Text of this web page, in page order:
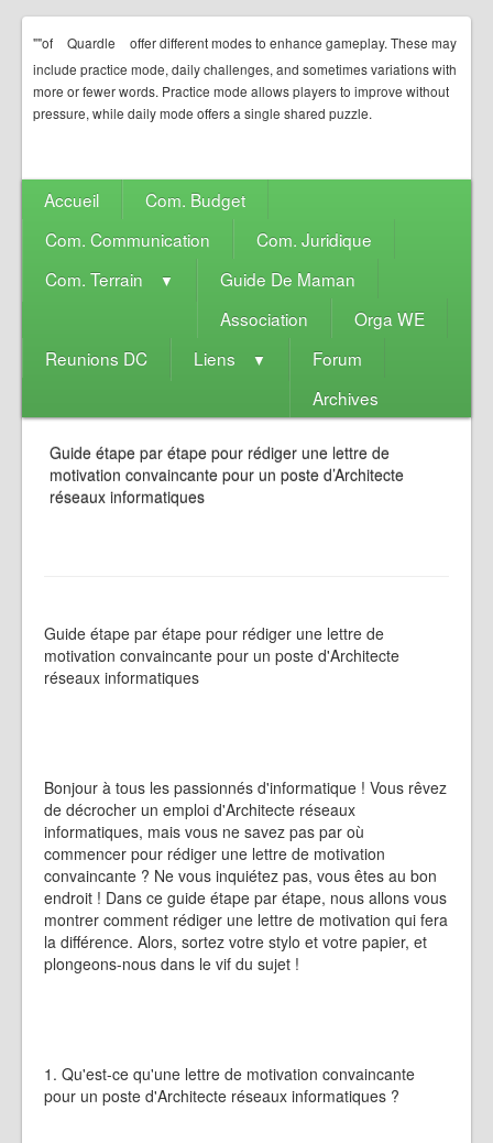
""of Quardle
offer different modes to enhance gameplay. These may
include practice mode, daily challenges, and sometimes variations with
more or fewer words. Practice mode allows players to improve without
pressure, while daily mode offers a single shared puzzle.
Accueil
Com. Budget
Com. Communication
Com. Juridique
Com. Terrain
▼
Guide De Maman
Association
Orga WE
Reunions DC
Liens ▼
Forum
Archives
Guide étape par étape pour rédiger une lettre de
motivation convaincante pour un poste d’Architecte
réseaux informatiques
Guide étape par étape pour rédiger une lettre de
motivation convaincante pour un poste d'Architecte
réseaux informatiques
Bonjour à tous les passionnés d'informatique ! Vous rêvez
de décrocher un emploi d'Architecte réseaux
informatiques, mais vous ne savez pas par où
commencer pour rédiger une lettre de motivation
convaincante ? Ne vous inquiétez pas, vous êtes au bon
endroit ! Dans ce guide étape par étape, nous allons vous
montrer comment rédiger une lettre de motivation qui fera
la différence. Alors, sortez votre stylo et votre papier, et
plongeons-nous dans le vif du sujet !
1. Qu'est-ce qu'une lettre de motivation convaincante
pour un poste d'Architecte réseaux informatiques ?